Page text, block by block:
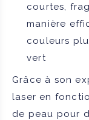
courtes,
manière
couleurs
vert
Grâce à son
laser en
de peau pour